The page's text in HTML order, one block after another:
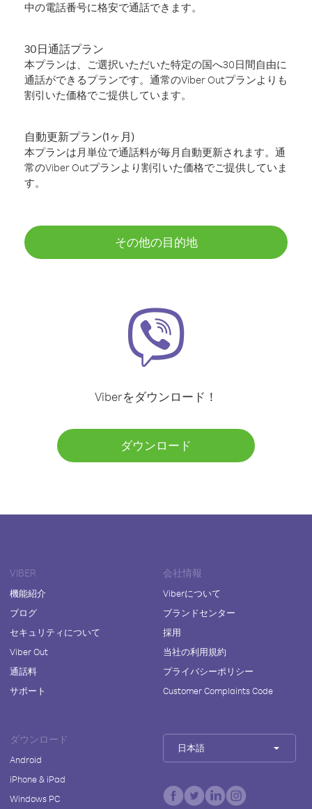
中の電話番号に格安で通話できます。
30日通話プラン
本プランは、ご選択いただいた特定の国へ30日間自由に
通話ができるプランです。通常のViber Outプランよりも
割引いた価格でご提供しています。
自動更新プラン(1ヶ月)
本プランは月単位で通話料が毎月自動更新されます。通
常のViber Outプランより割引いた価格でご提供していま
す。
その他の目的地
Viberをダウンロード！
ダウンロード
VIBER
機能紹介
ブログ
セキュリティについて
Viber Out
通話料
サポート
会社情報
Viberについて
ブランドセンター
採用
当社の利用規約
プライバシーポリシー
Customer Complaints Code
ダウンロード
Android
iPhone & iPad
Windows PC
日本語